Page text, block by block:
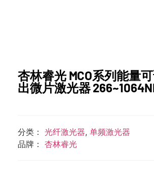
杏林睿光 MCO系列能量
出微片激光器
分类： 光纤激光器, 单频激光器
品牌： 杏林睿光